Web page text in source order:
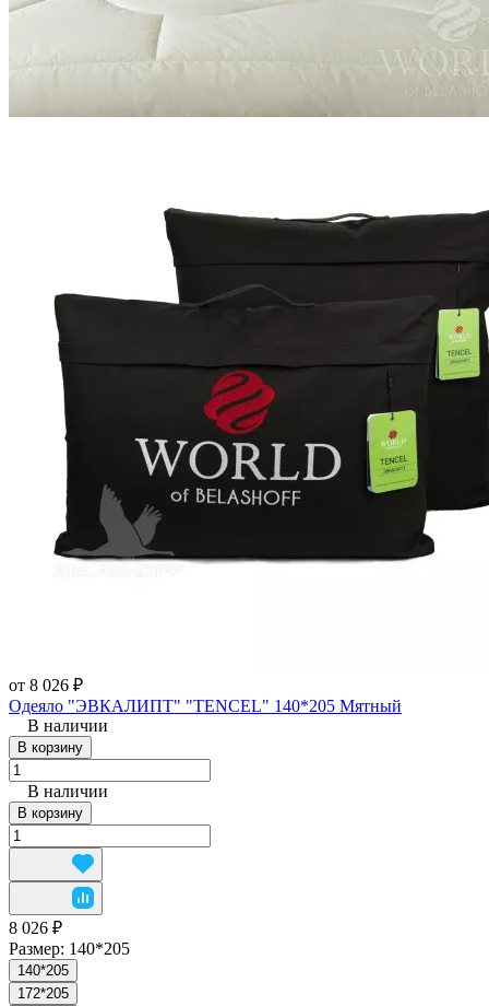
от 8 026 ₽
Одеяло "ЭВКАЛИПТ" "TENCEL" 140*205 Мятный
В наличии
В корзину
В наличии
В корзину
8 026 ₽
Размер: 140*205
140*205
172*205